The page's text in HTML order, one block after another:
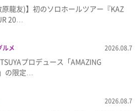
原龍友)】初のソロホールツアー『KAZ
20…
ルメ 2026.08.7
プロデュース「AMAZING
の限定…
2026.08.7